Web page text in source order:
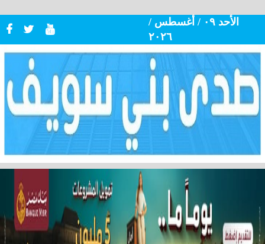
الأحد ٠٩ / أغسطس /
٢٠٢٦